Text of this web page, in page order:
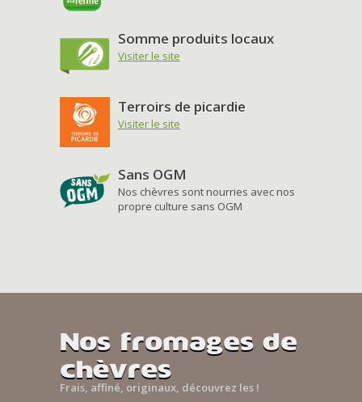
Somme produits locaux
Visiter le site
Terroirs de picardie
Visiter le site
Sans OGM
Nos chèvres sont nourries avec nos
propre culture sans OGM
Nos fromages de
chèvres
Frais, affiné, originaux, découvrez les !